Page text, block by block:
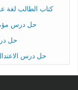
كتاب الطالب لغة
حل درس
حل
حل درس